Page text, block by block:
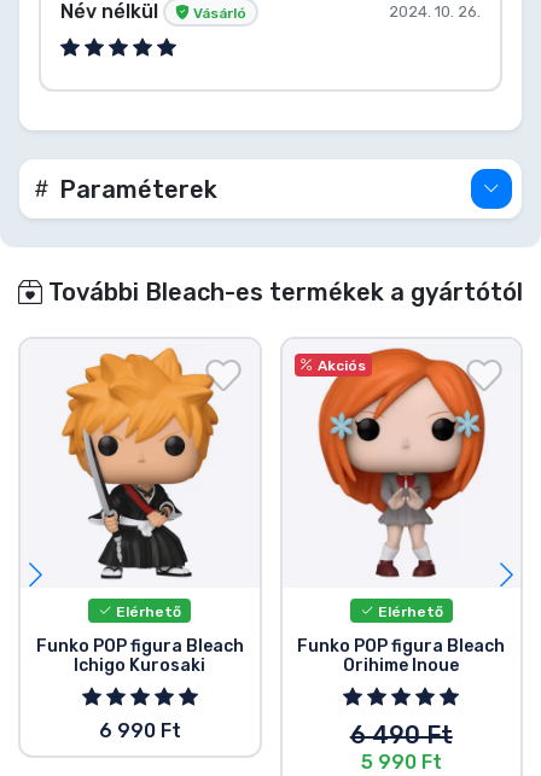
Név nélkül Vásárló 2024. 10. 26.
Paraméterek
További Bleach-es termékek a gyártótól
Elérhető
Funko POP figura Bleach
Ichigo Kurosaki
6 990 Ft
Akciós
Elérhető
Funko POP figura Bleach
Orihime Inoue
6 490 Ft
5 990 Ft